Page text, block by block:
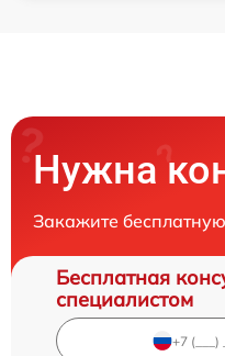
Нужна
Закажите
Бесплатная
специалистом